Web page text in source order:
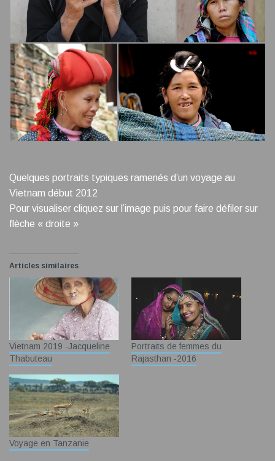
Quelques portraits typiques ramenés d’un voyage au
Vietnam début 2012
Pour visualiser cliquez sur l’image puis pour faire défiler sur
flèche « droite »
Articles similaires
Vietnam 2019 -Jacqueline
Thabuteau
Portraits de femmes du
Rajasthan -2016
Voyage en Tanzanie